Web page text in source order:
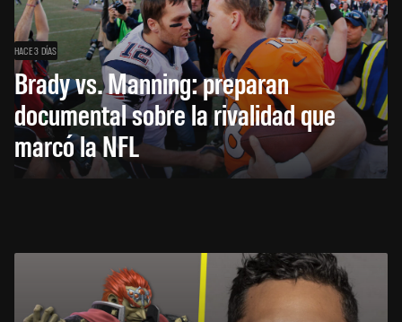
HACE 3 DÍAS
Brady vs. Manning: preparan
documental sobre la rivalidad que
marcó la NFL